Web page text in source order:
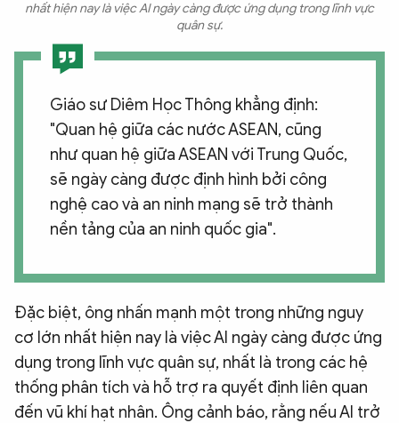
nhất hiện nay là việc AI ngày càng được ứng dụng trong lĩnh vực
quân sự.
Giáo sư Diêm Học Thông khẳng định:
"Quan hệ giữa các nước ASEAN, cũng
như quan hệ giữa ASEAN với Trung Quốc,
sẽ ngày càng được định hình bởi công
nghệ cao và an ninh mạng sẽ trở thành
nền tảng của an ninh quốc gia".
Đặc biệt, ông nhấn mạnh một trong những nguy
cơ lớn nhất hiện nay là việc AI ngày càng được ứng
dụng trong lĩnh vực quân sự, nhất là trong các hệ
thống phân tích và hỗ trợ ra quyết định liên quan
đến vũ khí hạt nhân. Ông cảnh báo, rằng nếu AI trở